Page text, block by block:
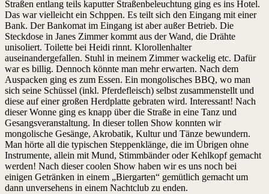
Straßen entlang teils kaputter Straßenbeleuchtung ging es ins Hotel.
Das war vielleicht ein Schppen. Es teilt sich den Eingang mit einer
Bank. Der Bankomat im Eingang ist aber außer Betrieb. Die
Steckdose in Janes Zimmer kommt aus der Wand, die Drähte
unisoliert. Toilette bei Heidi rinnt. Klorollenhalter
auseinandergefallen. Stuhl in meinem Zimmer wackelig etc. Dafür
war es billig. Dennoch könnte man mehr erwarten. Nach dem
Auspacken ging es zum Essen. Ein mongolisches BBQ, wo man
sich seine Schüssel (inkl. Pferdefleisch) selbst zusammenstellt und
diese auf einer großen Herdplatte gebraten wird. Interessant! Nach
dieser Wonne ging es knapp über die Straße in eine Tanz und
Gesangsveranstaltung. In dieser tollen Show konnten wir
mongolische Gesänge, Akrobatik, Kultur und Tänze bewundern.
Man hörte all die typischen Steppenklänge, die im Übrigen ohne
Instrumente, allein mit Mund, Stimmbänder oder Kehlkopf gemacht
werden! Nach dieser coolen Show haben wir es uns noch bei
einigen Getränken in einem „Biergarten“ gemütlich gemacht um
dann unversehens in einem Nachtclub zu enden.